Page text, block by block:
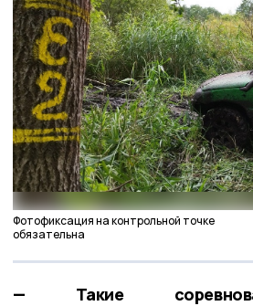
Фотофиксация на контрольной точке
обязательна
— Такие